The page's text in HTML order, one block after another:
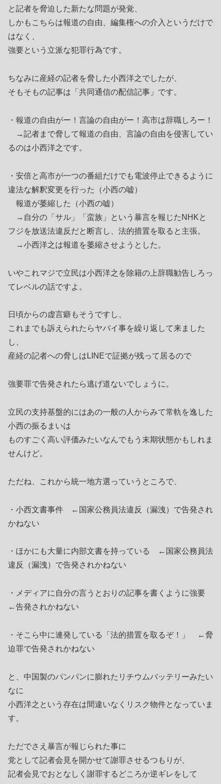
と記者を脅迫した新たな問題が発覚、
しかもこちらは報道の自由、編集権への介入というだけで
はなく、
強要という立派な犯罪行為です。
ちなみに産経の記者を脅した小西洋之でしたが、
そもそもの記事は「共同通信の配信記事」です。
・報道の自由がー！言論の自由がー！高市は辞職しろー！
→記者まで脅して報道の自由、言論の自由を侵害してい
るのは小西洋之です。
・安倍と高市が一つの番組だけでも電波停止できるように
違法な解釈変更を行った（小西の嘘）
報道が萎縮した（小西の嘘）
→自分の「サル」「蛮族」という暴言を報じたNHKと
フジを放送法違反だと断言し、法的措置を取ると主張。
→小西洋之は報道を萎縮させようとした。
いやこれマジで立民は小西洋之を除籍の上辞職勧告しろっ
てレベルの話ですよ。
日頃からの虚言癖もそうですし、
これまでも訴えられたらヤバイ事を繰り返して来ました
し、
産経の記者への脅しはLINEで証拠が残って居るので
強要罪で告発されたら逃げ道ないでしょうに。
立民の支持基盤的にはあの一般の人からみて常軌を逸した
小西の振るまいは
ものすごく高い評価みたいなんでもう末期状態かもしれま
せんけど。
ただね、これから統一地方選っていうところで、
・小西文書事件 ←国家公務員法違反（漏洩）で告発され
かねない
・ほかにも大量に内部文書を持っている ←国家公務員法
違反（漏洩）で告発されかねない
・メディアに自分の言うとおりの記事を書くように強要
←告発されかねない
・そこら中に連発している「法的措置を取るぞ！」 ←脅
迫罪で告発されかねない
と、中国製のパンパンに膨れたリチウムバッテリーみたい
なに
小西洋之という存在は間違いなくリスク物件となっていま
す。
ただでさえ暴言が報じられた事に
党として記者会見を開かせて謝罪させるつもりが、
記者会見でおとなしく謝罪するどころか逆ギレをして